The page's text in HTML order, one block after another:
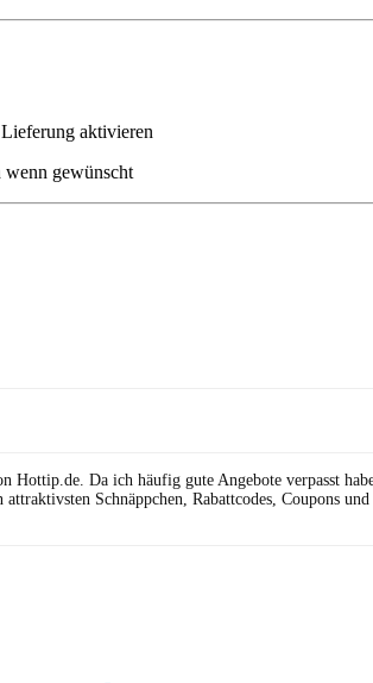
aktivieren
gewünscht
Hottip.de. Da ich häufig gute Angebote verpasst
attraktivsten Schnäppchen, Rabattcodes,